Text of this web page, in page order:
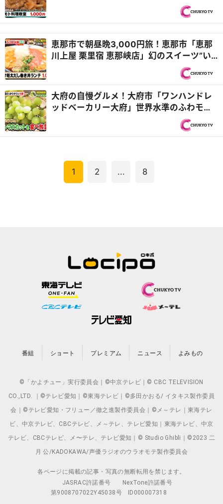
＆千種区「麵屋はなび」名人直伝！一生も
ののチャーハンの極意『PS純金（ゴール
恵那市で朝昼晩3,000円旅！恵那市「恵那
川上屋 栗里宿 恵那峡店」幻のスイーツ”い
がぐりもち”＆「うどん居酒屋 橙」だし巻き
ドッカーン！ド迫力どんぶり『PS純金（ゴ
ールド）』
大府の自慢グルメ！大府市「ワンハンドレ
ッドベーカリー大府」世界水準のふわモチ
食パン＆「サグワットファーマーズ」時間
無制限でシャインマスカット食べ放題『PS
1 2 ... 8
番組 ショート プレミアム ニュース よみもの
©「かよチュー」実行委員会｜©中京テレビ｜© CBC TELEVISION
CO.,LTD. ｜©テレビ愛知｜©東海テレビ｜©多田かおる/ イタキス製作委員
会｜©テレビ愛知・フリュー／徹之進製作委員会｜©メ～テレ｜東海テレ
ビ、中京テレビ、CBCテレビ、メ～テレ、テレビ愛知｜東海テレビ、中京
テレビ、CBCテレビ、メ〜テレ、テレビ愛知｜© Studio Ghibli｜©2023 二
月 公/KADOKAWA/声優ラジオのウラオモテ製作委員会
各ページに掲載の記事・写真の無断転用を禁じます。
JASRAC許諾番号
NexTone許諾番号
第9008707022Y45038号
ID000007318